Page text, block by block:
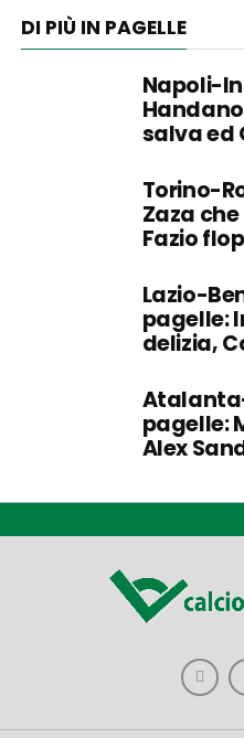
DI PIÙ IN PAGELLE
Napoli-
salva ed
Torino-
Zaza
Fazio flop
Lazio-
pagelle:
delizia,
pagelle:
Alex